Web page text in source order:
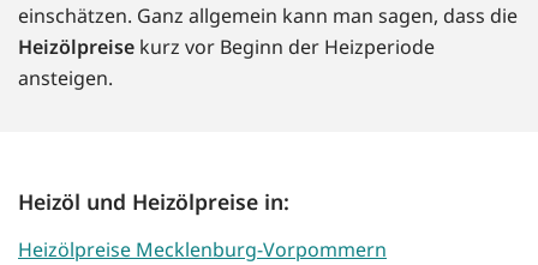
einschätzen. Ganz allgemein kann man sagen, dass die
Heizölpreise kurz vor Beginn der Heizperiode
ansteigen.
Heizöl und Heizölpreise in:
Heizölpreise Mecklenburg-Vorpommern